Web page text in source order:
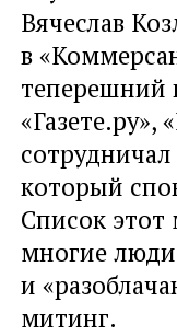
Вячеслав
в
теперешний
«Газете.ру»,
который
Список
многие
и
митинг.